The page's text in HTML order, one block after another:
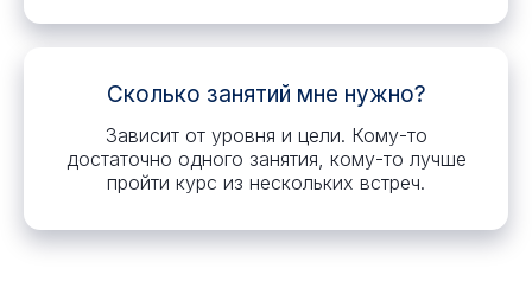
Сколько занятий мне нужно?
Зависит от уровня и цели. Кому-то
достаточно одного занятия, кому-то лучше
пройти курс из нескольких встреч.